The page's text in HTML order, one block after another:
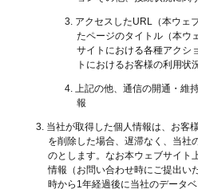
アクセスしたURL（本ウェ
たページのタイトル（本ウ
サイトにおける各種アクシ
トにおけるお客様の利用状
上記の他、通信の開通・維
報
当社が取得した個人情報は、お客
を削除した場合、遅滞なく、当社
のとします。なお本ウェブサイト
情報（お問い合わせ時にご提出い
時から1年経過後に当社のデータ